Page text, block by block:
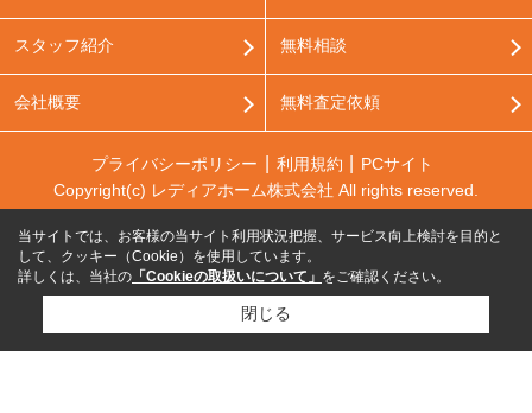
スタッフ紹介
会社概要
無料相談
無料査定依頼
プライバシーポリシー 利用規約
PCサイト
Copyright(c) レディアホーム株式会社 All rights reserved.
当サイトでは、お客様の当サイト利用状況把握、サービス向上検討を目的と
して、クッキー（Cookie）を使用しています。
詳しくは、当社の 「Cookieの取扱いについて」 をご確認ください。
閉じる